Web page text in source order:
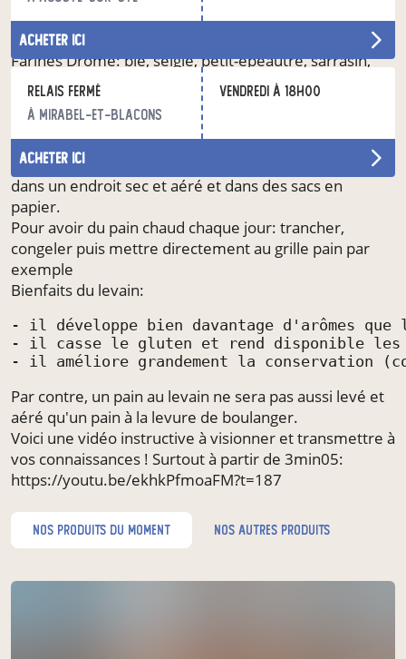
acheter ici
Relais fermé
à Mirabel-et-Blacons
vendredi à 18h00
acheter ici
augmenter le prix du pain à cause du coût de la
certification bio.
Farines Drôme: blé, seigle, petit-épeautre, sarrasin,
poischiche, maïs Farines France: riz, lentille, châtaigne
Sel de Guerande Nature&Progrès
Traces d’huile de colza ou tournesol (pour huiler les
moules)
Grâce au levain, le pain se conserve de 5 à 7 jours
dans un endroit sec et aéré et dans des sacs en
papier.
Pour avoir du pain chaud chaque jour: trancher,
congeler puis mettre directement au grille pain par
exemple
Bienfaits du levain:
- il développe bien davantage d'arômes
- il casse le gluten et rend disponible les
- il améliore grandement la conservation
Par contre, un pain au levain ne sera pas aussi levé et
aéré qu'un pain à la levure de boulanger.
Voici une vidéo instructive à visionner et transmettre à
vos connaissances ! Surtout à partir de 3min05:
https://youtu.be/ekhkPfmoaFM?t=187
nos produits du moment nos autres produits